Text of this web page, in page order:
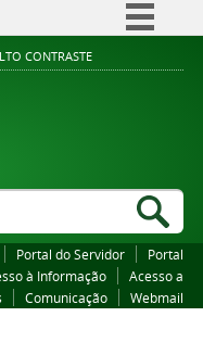
Simplifique!
Legislação
CONTRASTE
Portal do Servidor
Portal
à Informação
Acesso a
Comunicação Webmail